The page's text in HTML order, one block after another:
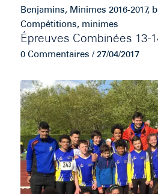
Benjamins, Minimes 2016-2017,
Compétitions, minimes
Épreuves Combinées 13-
0 Commentaires / 27/04/2017